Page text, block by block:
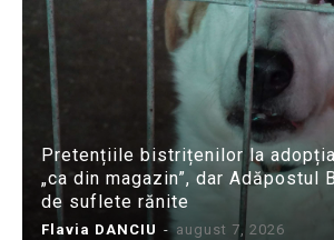
Pretențiile bistrițenilor la
„ca din magazin”, dar Adăpostul
de suflete rănite
Flavia DANCIU - august 7, 2026